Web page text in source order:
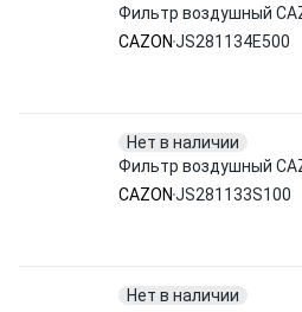
Фильтр воздушный
CAZON JS281134E500
Нет в наличии
Фильтр воздушный
CAZON JS281133S100
Нет в наличии